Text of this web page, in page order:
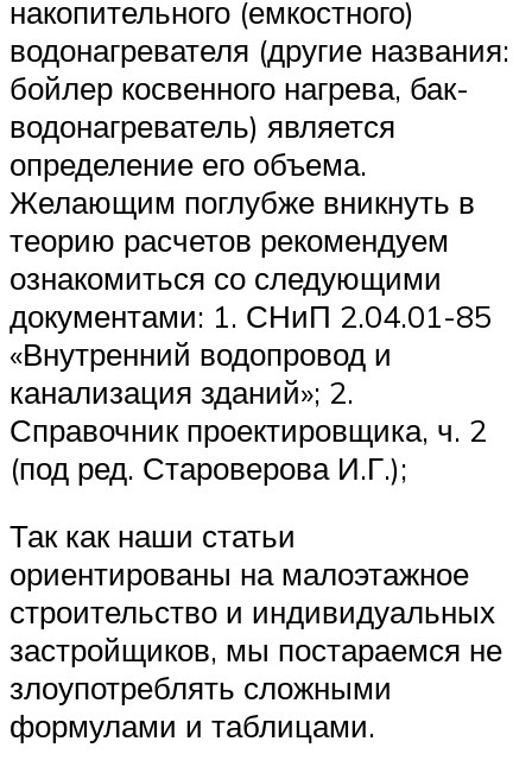
накопительного (емкостного)
водонагревателя (другие названия:
бойлер косвенного нагрева, бак-
водонагреватель) является
определение его объема.
Желающим поглубже вникнуть в
теорию расчетов рекомендуем
ознакомиться со следующими
документами: 1. СНиП 2.04.01-85
«Внутренний водопровод и
канализация зданий»; 2.
Справочник проектировщика, ч. 2
(под ред. Староверова И.Г.);
Так как наши статьи
ориентированы на малоэтажное
строительство и индивидуальных
застройщиков, мы постараемся не
злоупотреблять сложными
формулами и таблицами.